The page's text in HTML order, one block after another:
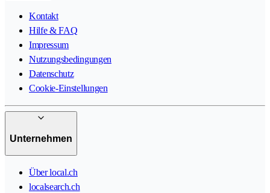
Kontakt
Hilfe & FAQ
Impressum
Nutzungsbedingungen
Datenschutz
Cookie-Einstellungen
Unternehmen
Über local.ch
localsearch.ch